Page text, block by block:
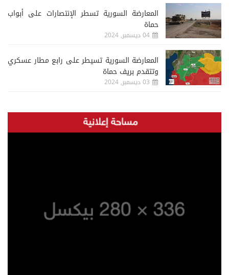
المعارضة السورية تسطر الإنتصارات على أبواب
حماة
04 ديسمبر, 2024
المعارضة السورية تسيطر على رابع مطار عسكري
وتتقدم بريف حماة
03 ديسمبر, 2024